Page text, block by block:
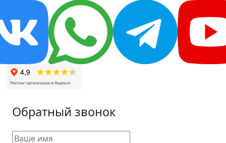
Обратный звонок